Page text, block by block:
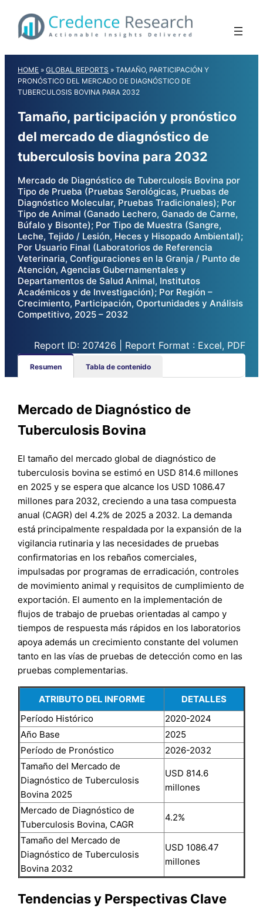
content
HOME »GLOBAL REPORTS »TAMAÑO, PARTICIPACIÓN Y
PRONÓSTICO DEL MERCADO DE DIAGNÓSTICO DE
TUBERCULOSIS BOVINA PARA 2032
Tamaño, participación y pronóstico
del mercado de diagnóstico de
tuberculosis bovina para 2032
Mercado de Diagnóstico de Tuberculosis Bovina por
Tipo de Prueba (Pruebas Serológicas, Pruebas de
Diagnóstico Molecular, Pruebas Tradicionales); Por
Tipo de Animal (Ganado Lechero, Ganado de Carne,
Búfalo y Bisonte); Por Tipo de Muestra (Sangre,
Leche, Tejido / Lesión, Heces y Hisopado Ambiental);
Por Usuario Final (Laboratorios de Referencia
Veterinaria, Configuraciones en la Granja / Punto de
Atención, Agencias Gubernamentales y
Departamentos de Salud Animal, Institutos
Académicos y de Investigación); Por Región –
Crecimiento, Participación, Oportunidades y Análisis
Competitivo, 2025 – 2032
Report ID: 207426 | Report Format : Excel, PDF
Resumen Tabla de contenido
Mercado de Diagnóstico de
Tuberculosis Bovina
El tamaño del mercado global de diagnóstico de
tuberculosis bovina se estimó en USD 814.6 millones
en 2025 y se espera que alcance los USD 1086.47
millones para 2032, creciendo a una tasa compuesta
anual (CAGR) del 4.2% de 2025 a 2032. La demanda
está principalmente respaldada por la expansión de la
vigilancia rutinaria y las necesidades de pruebas
confirmatorias en los rebaños comerciales,
impulsadas por programas de erradicación, controles
de movimiento animal y requisitos de cumplimiento de
exportación. El aumento en la implementación de
flujos de trabajo de pruebas orientadas al campo y
tiempos de respuesta más rápidos en los laboratorios
apoya además un crecimiento constante del volumen
tanto en las vías de pruebas de detección como en las
pruebas complementarias.
ATRIBUTO DEL INFORME
DETALLES
Período Histórico
2020-2024
Año Base
2025
Período de Pronóstico
2026-2032
Tamaño del Mercado de
Diagnóstico de Tuberculosis
Bovina 2025
USD 814.6
millones
Mercado de Diagnóstico de
Tuberculosis Bovina, CAGR
4.2%
Tamaño del Mercado de
Diagnóstico de Tuberculosis
Bovina 2032
USD 1086.47
millones
Tendencias y Perspectivas Clave